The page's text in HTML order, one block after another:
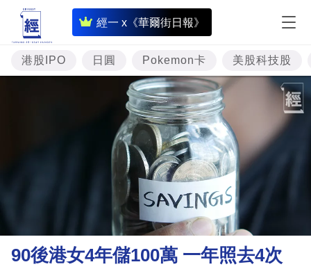
經一 x《華爾街日報》
即
時
財
經
理
財
港股IPO 日圓 Pokemon卡 美股科技股
90後港女4年儲100萬 一年照去4次